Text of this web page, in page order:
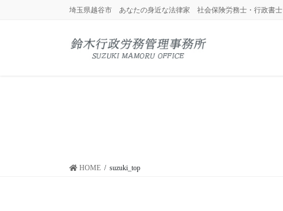
埼玉県越谷市 あなたの身近な法律家 社会保険労務士・行政書士
HOME suzuki_top